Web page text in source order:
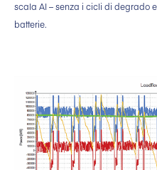
scala AI – senza i cicli di degrado
batterie.